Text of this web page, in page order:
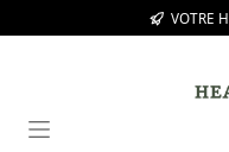
Passer au contenu VOTRE